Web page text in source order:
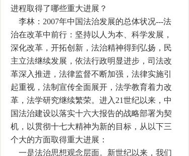
进程取得了哪些重大进展？
李林：2007年中国法治发展的总体状况---法
治在改革中前行：坚持以人为本、科学发展，
深化改革，开拓创新，法治精神得到弘扬，民
主立法继续发展，依法行政明显进步，司法改
革深入推进，法律监督不断加强，法律实施引
起重视，法制宣传全面展开，法学教育着力改
革，法学研究继续繁荣。进入21世纪以来，中
国法治建设以落实十六大报告的战略部署为契
机，以贯彻十七大精神为新的目标，从以下三
个大的方面取得重大进展：
一是法治思想观念层面。新世纪以来，我们